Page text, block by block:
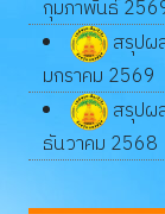
กุมภาพันธ์
สรุปผ
มกราคม 2569
สรุปผ
ธันวาคม 2568